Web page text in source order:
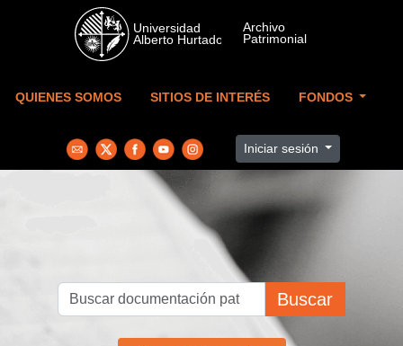
Skip to main content
QUIENES SOMOS SITIOS DE INTERÉS FONDOS
Iniciar sesión
Buscar